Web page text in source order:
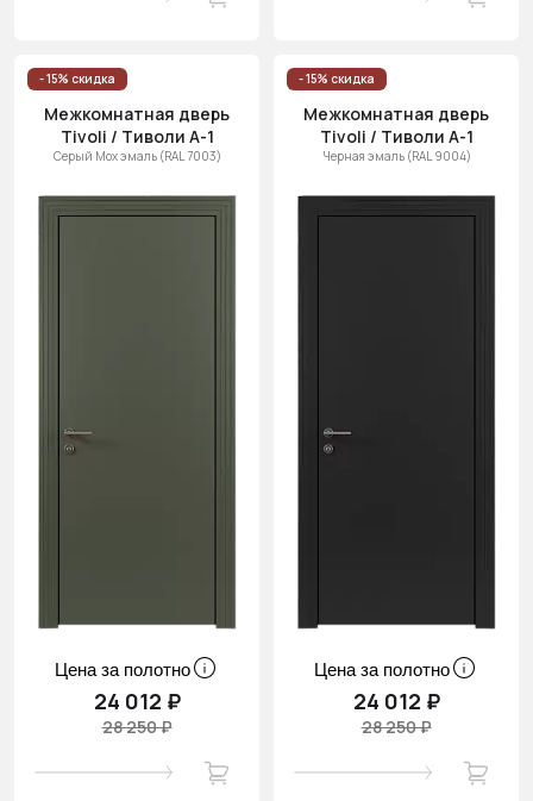
- 15% скидка
Межкомнатная дверь
Tivoli / Тиволи А-1
Серый Мох эмаль (RAL 7003)
Цена за полотно
24 012 ₽
28 250 ₽
- 15% скидка
Межкомнатная дверь
Tivoli / Тиволи А-1
Черная эмаль (RAL 9004)
Цена за полотно
24 012 ₽
28 250 ₽